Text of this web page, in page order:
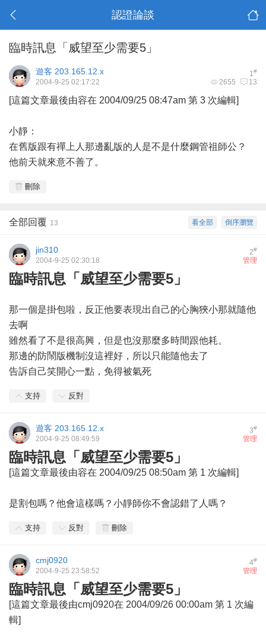
認證論談
臨時訊息「威望至少需要5」
1#
遊客 203.165.12.x
2655 13
2004-9-25 02:17:22
[這篇文章最後由容在 2004/09/25 08:47am 第 3 次編輯]
小靜：
在舊版跟有禪上人那邊亂版的人是不是什麼鋼管祖師公？
他前天就來意不善了。
刪除
倒序瀏覽
看全部
全部回覆 13
2#
jin310
管理
2004-9-25 02:30:18
臨時訊息「威望至少需要5」
那一個是掛包啦，反正他要表現出自己的心胸狹小那就隨他
去啊
雖然看了不是很高興，但是也沒那麼多時間跟他耗。
那邊的防鬧版機制沒這裡好，所以只能隨他去了
告訴自己笑開心一點，免得被氣死
支持 反對
3#
遊客 203.165.12.x
管理
2004-9-25 08:49:59
臨時訊息「威望至少需要5」
[這篇文章最後由容在 2004/09/25 08:50am 第 1 次編輯]
是割包嗎？他會這樣嗎？小靜師你不會認錯了人嗎？
支持 反對 刪除
4#
cmj0920
管理
2004-9-25 23:58:52
臨時訊息「威望至少需要5」
[這篇文章最後由cmj0920在 2004/09/26 00:00am 第 1 次編
輯]